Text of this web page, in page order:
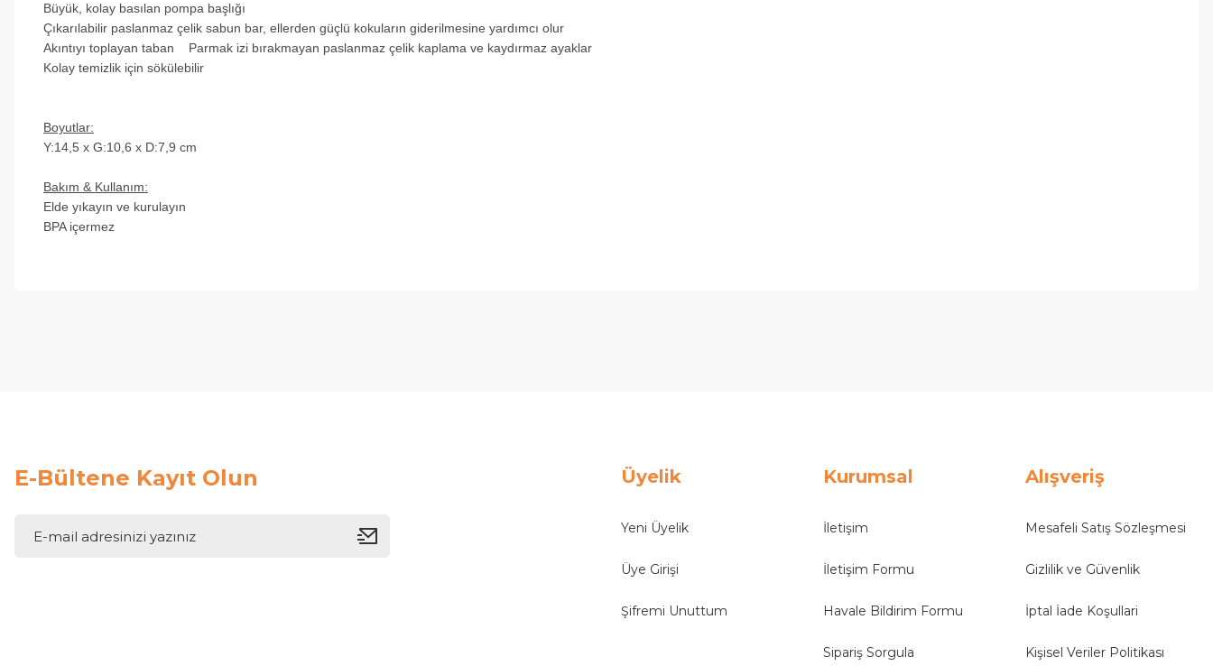
Büyük, kolay basılan pompa başlığı
Çıkarılabilir paslanmaz çelik sabun bar, ellerden güçlü kokuların giderilmesine yardımcı olur
Akıntıyı toplayan taban Parmak izi bırakmayan paslanmaz çelik kaplama ve kaydırmaz ayaklar
Kolay temizlik için sökülebilir
Boyutlar:
Y:14,5 x G:10,6 x D:7,9 cm
Bakım & Kullanım:
Elde yıkayın ve kurulayın
BPA içermez
E-Bültene Kayıt Olun Üyelik
Yeni Üyelik
Üye Girişi
Şifremi Unuttum
Kurumsal
İletişim
İletişim Formu
Havale Bildirim Formu
Sipariş Sorgula
Alışveriş
Mesafeli Satış Sözleşmesi
Gizlilik ve Güvenlik
İptal İade Koşullari
Kişisel Veriler Politikası